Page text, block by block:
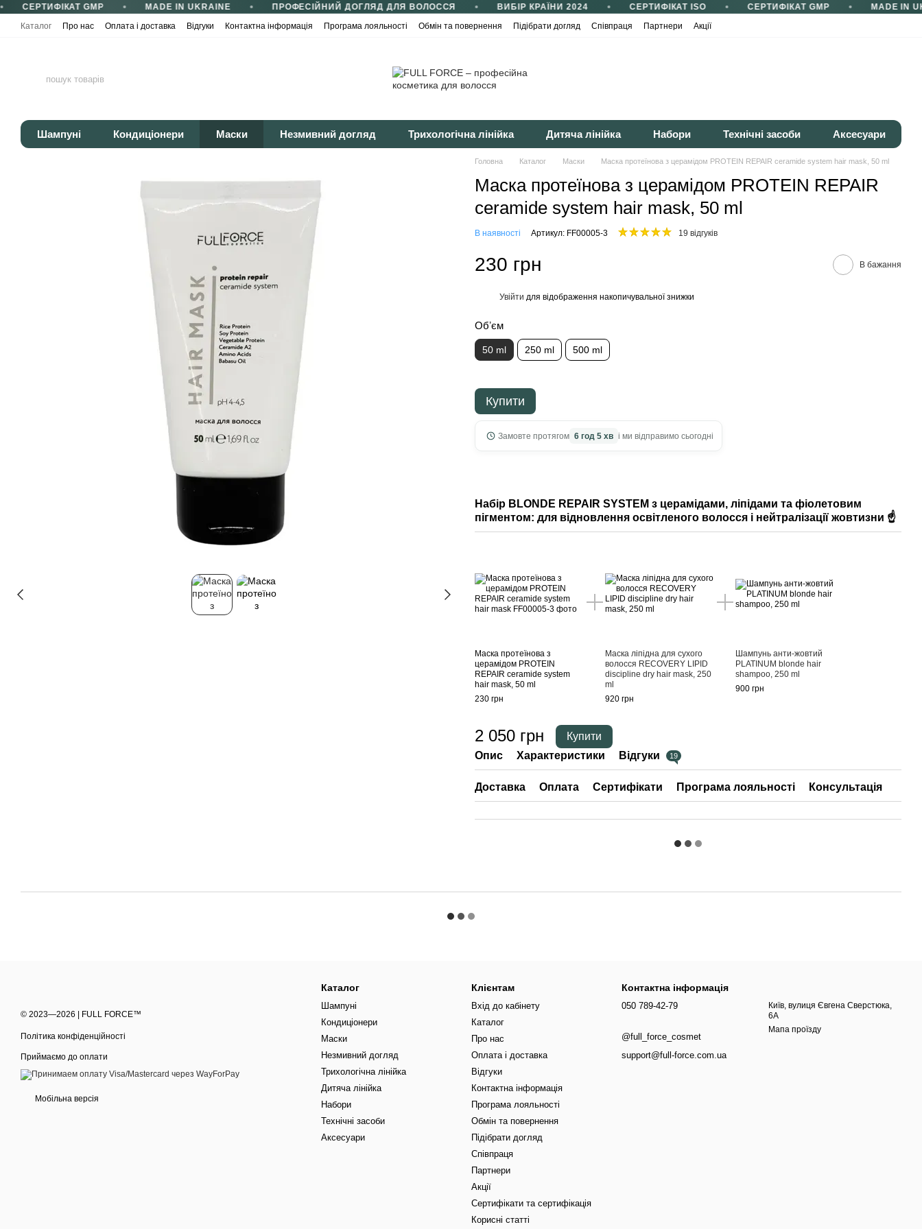
Перейти до основного контенту
СЕРТИФІКАТ GMP MADE IN UKRAINE ПРОФЕСІЙНИЙ ДОГЛЯД ДЛЯ ВОЛОССЯ ВИБІР КРАЇНИ 2024 СЕРТИФІКАТ ISO СЕРТИФІКАТ GMP
MADE IN
Каталог
Про нас Оплата і доставка Відгуки Контактна інформація Програма лояльності Обмін та повернення Підібрати догляд Співпраця Партнери
Акції
Шампуні Кондиціонери Маски Незмивний догляд Трихологічна лінійка Дитяча лінійка Набори Технічні засоби Аксесуари
Головна Каталог Маски Маска протеїнова з церамідом PROTEIN REPAIR ceramide system hair mask, 50 ml
Маска протеїнова з церамідом PROTEIN REPAIR
ceramide system hair mask, 50 ml
В наявності Артикул: FF00005-3 19 відгуків
230 грн В бажання
Увійти для відображення накопичувальної знижки
Обʼєм
50 ml 250 ml 500 ml
Купити
Замовте протягом 6 год 5 хв і ми відправимо сьогодні
Набір BLONDE REPAIR SYSTEM з церамідами, ліпідами та фіолетовим
пігментом: для відновлення освітленого волосся і нейтралізації жовтизни ☝️
Маска протеїнова з
церамідом PROTEIN
REPAIR ceramide system
hair mask, 50 ml
230 грн
Маска ліпідна для сухого
волосся RECOVERY LIPID
discipline dry hair mask, 250
ml
920 грн
Шампунь анти-жовтий
PLATINUM blonde hair
shampoo, 250 ml
900 грн
2 050 грн
Купити
Опис
Характеристики Відгуки 19
Доставка Оплата Сертифікати Програма лояльності Консультація
© 2023—2026 | FULL FORCE™
Політика конфіденційності
Приймаємо до оплати
Мобільна версія
Каталог
Шампуні
Кондиціонери
Маски
Незмивний догляд
Трихологічна лінійка
Дитяча лінійка
Набори
Технічні засоби
Аксесуари
Клієнтам
Вхід до кабінету
Каталог
Про нас
Оплата і доставка
Відгуки
Контактна інформація
Програма лояльності
Обмін та повернення
Підібрати догляд
Співпраця
Партнери
Акції
Сертифікати та сертифікація
Корисні статті
Контактна інформація
050 789-42-79
@full_force_cosmet
support@full-force.com.ua
Київ, вулиця Євгена Сверстюка,
6А
Мапа проїзду